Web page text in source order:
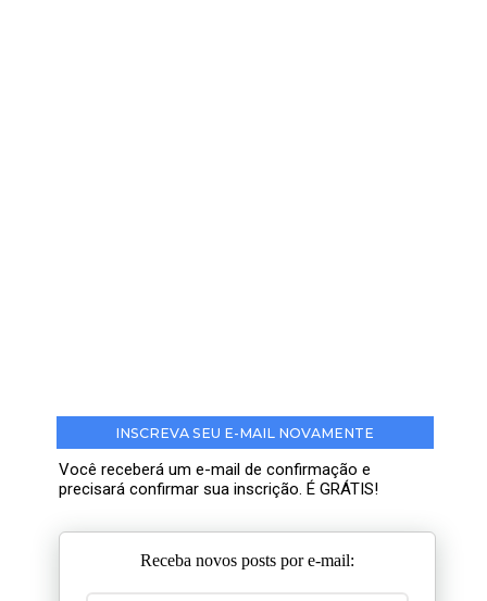
INSCREVA SEU E-MAIL NOVAMENTE
Você receberá um e-mail de confirmação e
precisará confirmar sua inscrição. É GRÁTIS!
Receba novos posts por e-mail: